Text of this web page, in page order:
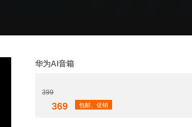
华为AI音箱
399
369 包邮、促销